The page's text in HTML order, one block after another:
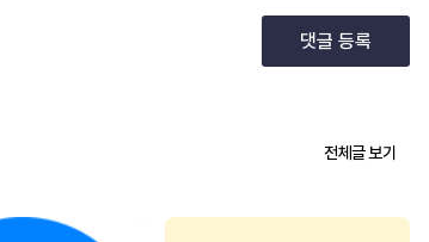
댓글 등록
전체글 보기